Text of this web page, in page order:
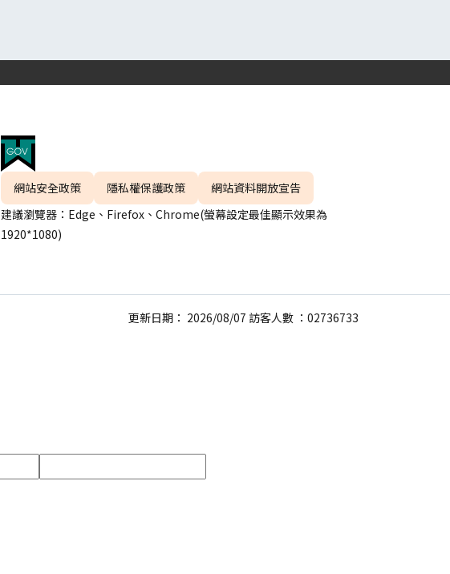
網站安全政策 隱私權保護政策
網站資料開放宣告
建議瀏覽器：Edge、Firefox、Chrome(螢幕設定最佳顯示效果為
1920*1080)
更新日期： 2026/08/07 訪客人數 ：02736733